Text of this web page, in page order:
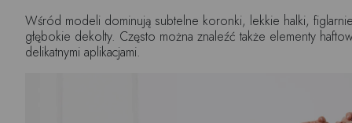
Wśród modeli dominują subtelne koronki, lekkie halki,
głębokie dekolty. Często można znaleźć także elementy
delikatnymi aplikacjami.